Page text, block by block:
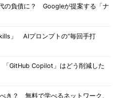
の負債に？ Googleが提案する「ナ
」 AIプロンプトの“毎回手打
GitHub Copilot」はどう削減した
き？ 無料で学べるネットワーク、